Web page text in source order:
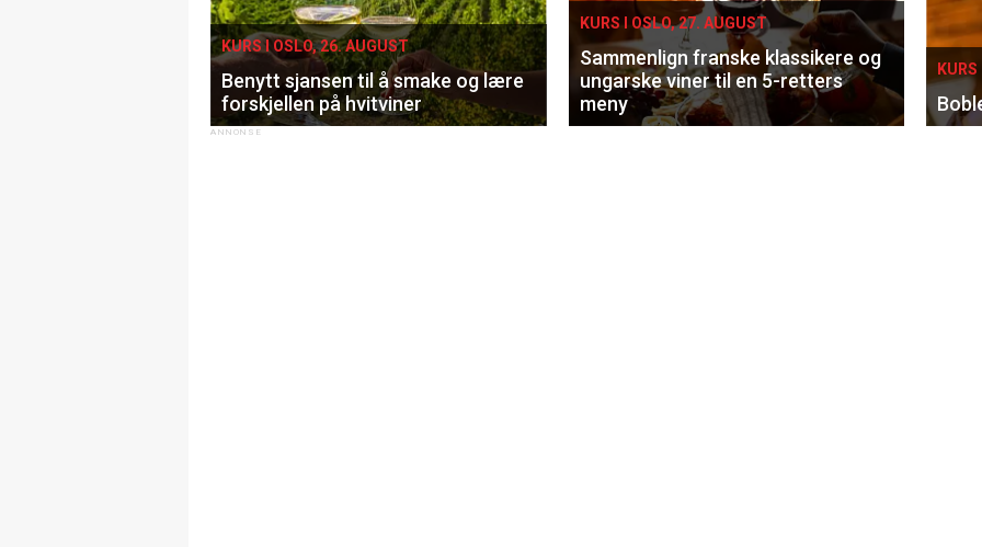
KURS I OSLO, 26. AUGUST
Benytt sjansen til å smake og lære
forskjellen på hvitviner
KURS I OSLO, 27. AUGUST
Sammenlign franske klassikere og
ungarske viner til en 5-retters
meny